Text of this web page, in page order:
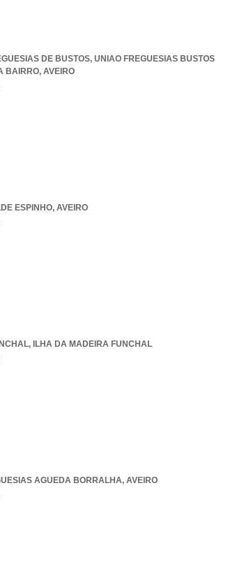
DE BUSTOS, UNIAO FREGUESIAS BUSTOS
BAIRRO, AVEIRO
ESPINHO, AVEIRO
, ILHA DA MADEIRA FUNCHAL
AGUEDA BORRALHA, AVEIRO